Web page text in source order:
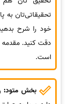
تحقیقاتی‌تان به
خود را شرح
است.
بخش متود: